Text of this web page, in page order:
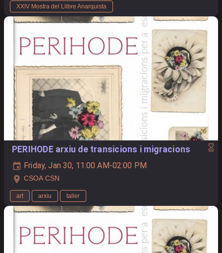
XXIV Mostra del Llibre Anarquista
PERIHODE arxiu de transicions i migracions
Friday, Jan 30, 11:00 AM-02:00 PM
CSOA CSN
art arxiu taller